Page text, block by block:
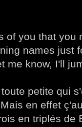
of you that you
names just
me know, I'll
petite qui
en effet
en triplés de